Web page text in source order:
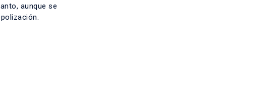
aunque se